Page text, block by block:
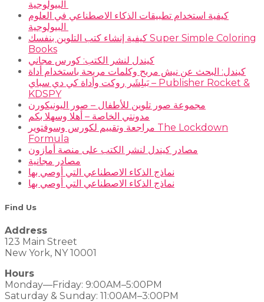
كيفية استخدام تطبيقات الذكاء الاصطناعي في العلوم
كيفية إنشاء كتب التلوين بنفسك Super Simple Coloring
Books
كيندل لنشر الكتب: كورس مجاني
كيندل: البحث عن نيش مربح وكلمات مربحة باستخدام أداة
بَبلِشَر روكت وأداة كي دي سباي – Publisher Rocket &
KDSPY
مجموعة صور تلوين للأطفال – صور اليونيكورن
مدونتي الخاصة – أهلا وسهلا بكم
مراجعة وتقييم لكورس وسوفتوير The Lockdown
Formula
مصادر كيندل لنشر الكتب على منصة أمازون
مصادر مجانية
نماذج الذكاء الاصطناعي التي أوصي بها
نماذج الذكاء الاصطناعي التي أوصي بها
Find Us
Address
123 Main Street
New York, NY 10001
Hours
Monday—Friday: 9:00AM–5:00PM
Saturday & Sunday: 11:00AM–3:00PM